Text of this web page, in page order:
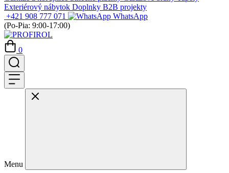
Exteriérový nábytok Doplnky B2B projekty
+421 908 777 071
WhatsApp
(Po-Pia: 9:00-17:00)
0
Menu